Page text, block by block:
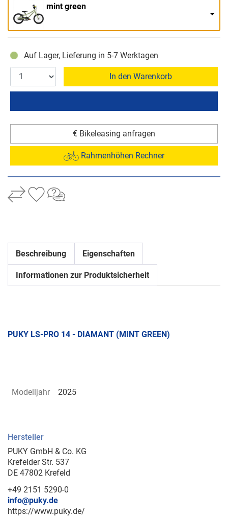
mint green
Auf Lager, Lieferung in 5-7 Werktagen
In den Warenkorb
€ Bikeleasing anfragen
Rahmenhöhen Rechner
Beschreibung Eigenschaften
Informationen zur Produktsicherheit
PUKY LS-PRO 14 - DIAMANT (MINT GREEN)
Modelljahr 2025
Hersteller
PUKY GmbH & Co. KG
Krefelder Str. 537
DE 47802 Krefeld
+49 2151 5290-0
info@puky.de
https://www.puky.de/